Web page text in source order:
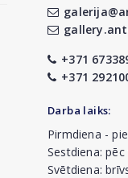
+371
+371
Darba laiks:
Pirmdiena -
Sestdiena:
Svētdiena: